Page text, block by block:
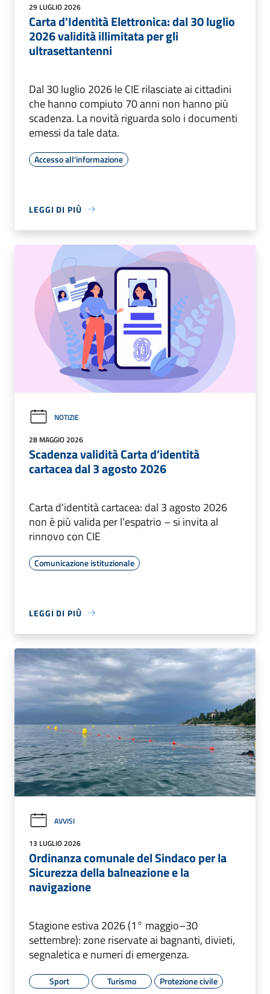
29 LUGLIO 2026
Carta d'Identità Elettronica: dal 30 luglio
2026 validità illimitata per gli
ultrasettantenni
Dal 30 luglio 2026 le CIE rilasciate ai cittadini
che hanno compiuto 70 anni non hanno più
scadenza. La novità riguarda solo i documenti
emessi da tale data.
Accesso all'informazione
LEGGI DI PIÙ
NOTIZIE
28 MAGGIO 2026
Scadenza validità Carta d’identità
cartacea dal 3 agosto 2026
Carta d'identità cartacea: dal 3 agosto 2026
non è più valida per l'espatrio – si invita al
rinnovo con CIE
Comunicazione istituzionale
LEGGI DI PIÙ
AVVISI
13 LUGLIO 2026
Ordinanza comunale del Sindaco per la
Sicurezza della balneazione e la
navigazione
Stagione estiva 2026 (1° maggio–30
settembre): zone riservate ai bagnanti, divieti,
segnaletica e numeri di emergenza.
Sport Turismo Protezione civile